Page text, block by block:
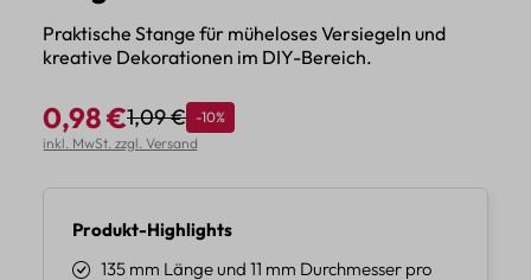
Praktische Stange für müheloses Versiegeln und
kreative Dekorationen im DIY-Bereich.
Verkaufspreis:
0,98 €Regulärer Preis:
1,09 € Rabatt
-10%
inkl. MwSt. zzgl. Versand
Produkt-Highlights
135 mm Länge und 11 mm Durchmesser pro